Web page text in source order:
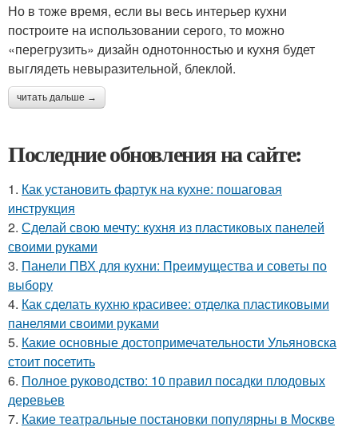
Но в тоже время, если вы весь интерьер кухни
построите на использовании серого, то можно
«перегрузить» дизайн однотонностью и кухня будет
выглядеть невыразительной, блеклой.
читать дальше →
Последние обновления на сайте:
1. Как установить фартук на кухне: пошаговая
инструкция
2. Сделай свою мечту: кухня из пластиковых панелей
своими руками
3. Панели ПВХ для кухни: Преимущества и советы по
выбору
4. Как сделать кухню красивее: отделка пластиковыми
панелями своими руками
5. Какие основные достопримечательности Ульяновска
стоит посетить
6. Полное руководство: 10 правил посадки плодовых
деревьев
7. Какие театральные постановки популярны в Москве